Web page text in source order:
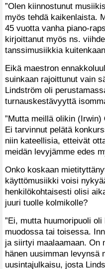
”Olen kiinnostunut
myös tehdä kaikenlaista.
45 vuotta vanha piano-
kirjoittanut myös ns.
tanssimusiikkia
Eikä maestron
suinkaan rajoittunut vain
Lindström oli
turnauskestävyyttä
”Mutta meillä olikin (Irwin)
Ei tarvinnut pelätä
niin kateellisia, etteivät
meidän levyjämme edes
Onko koskaan
käyttömusiikki voisi
henkilökohtaisesti olisi
juuri tuolle kolmikolle?
”Ei, mutta huumoripuoli
muodossa tai toisessa.
ja siirtyi maalaamaan. On
hänen uusimman levynsä
uusintajulkaisu, josta